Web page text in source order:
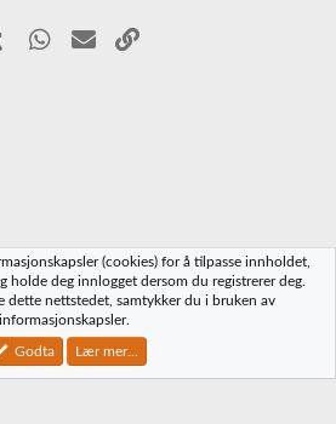
Tumblr WhatsApp
E-post
Personvernregler
® © 2010-2023 XenForo Ltd.
(cookies) for å tilpasse innholdet,
holde deg innlogget dersom du registrerer deg.
dette nettstedet, samtykker du i bruken av
informasjonskapsler.
Godta Lær mer...